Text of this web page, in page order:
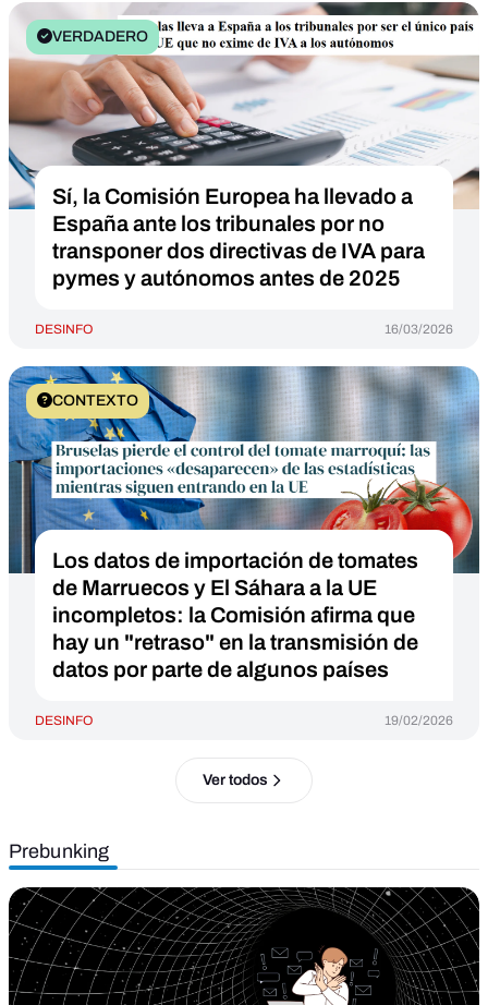
VERDADERO
Sí, la Comisión Europea ha llevado a
España ante los tribunales por no
transponer dos directivas de IVA para
pymes y autónomos antes de 2025
DESINFO 16/03/2026
CONTEXTO
Los datos de importación de tomates
de Marruecos y El Sáhara a la UE
incompletos: la Comisión afirma que
hay un "retraso" en la transmisión de
datos por parte de algunos países
DESINFO 19/02/2026
Ver todos
Prebunking